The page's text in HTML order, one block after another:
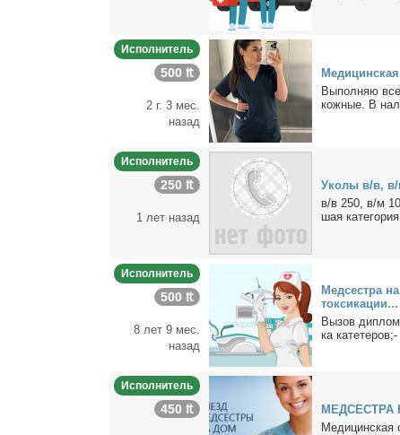
Исполнитель
500 ₶
2 г. 3 мес.
назад
Вы­пол­няю
кож­ные. В
Исполнитель
250 ₶
1 лет назад
Уко­лы в/в,
в/в 250, в/м
шая ка­те­го­рия
Исполнитель
500 ₶
8 лет 9 мес.
назад
Мед­сест­ра
ток­си­ка­ции...
Вы­зов
ка
Исполнитель
450 ₶
МЕДСЕСТРА
Ме­ди­цин­ская